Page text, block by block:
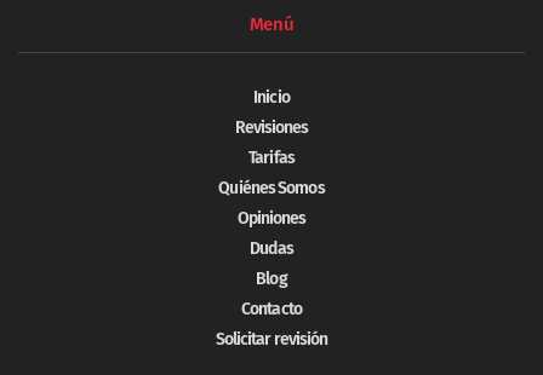
Menú
Inicio
Revisiones
Tarifas
Quiénes Somos
Opiniones
Dudas
Blog
Contacto
Solicitar revisión